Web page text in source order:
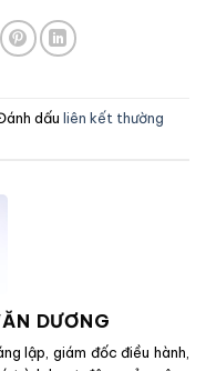
Đánh dấu liên kết thường
DƯƠNG
lập, giám đốc điều hành,